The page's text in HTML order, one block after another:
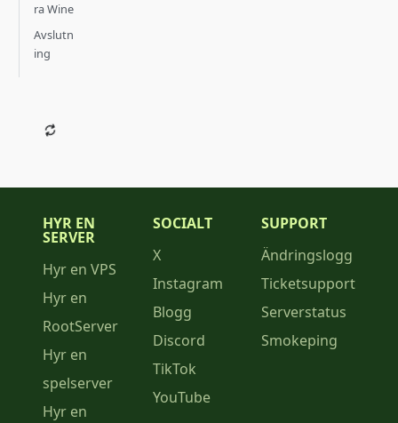
ra Wine
Avslutn
ing
HYR EN
SERVER
Hyr en VPS
Hyr en
RootServer
Hyr en
spelserver
Hyr en
SOCIALT
X
Instagram
Blogg
Discord
TikTok
YouTube
SUPPORT
Ändringslogg
Ticketsupport
Serverstatus
Smokeping